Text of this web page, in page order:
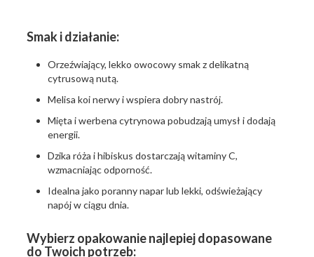
Smak i działanie:
Orzeźwiający, lekko owocowy smak z delikatną
cytrusową nutą.
Melisa koi nerwy i wspiera dobry nastrój.
Mięta i werbena cytrynowa pobudzają umysł i dodają
energii.
Dzika róża i hibiskus dostarczają witaminy C,
wzmacniając odporność.
Idealna jako poranny napar lub lekki, odświeżający
napój w ciągu dnia.
Wybierz opakowanie najlepiej dopasowane
do Twoich potrzeb: